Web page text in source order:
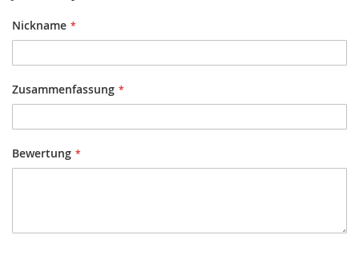
Nickname
Zusammenfassung
Bewertung